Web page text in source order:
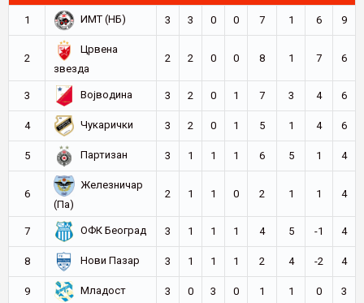
1 ИМТ (НБ) 3 3 0 0 7 1 6 9
2
Црвена
звезда
2 2 0 0 8 1 7 6
3 Војводина 3 2 0 1 7 3 4 6
4 Чукарички 3 2 0 1 5 1 4 6
5 Партизан 3 1 1 1 6 5 1 4
6
Железничар
(Па)
2 1 1 0 2 1 1 4
7 ОФК Београд 3 1 1 1 4 5 -1 4
8 Нови Пазар 3 1 1 1 2 4 -2 4
9 Младост 3 0 3 0 1 1 0 3